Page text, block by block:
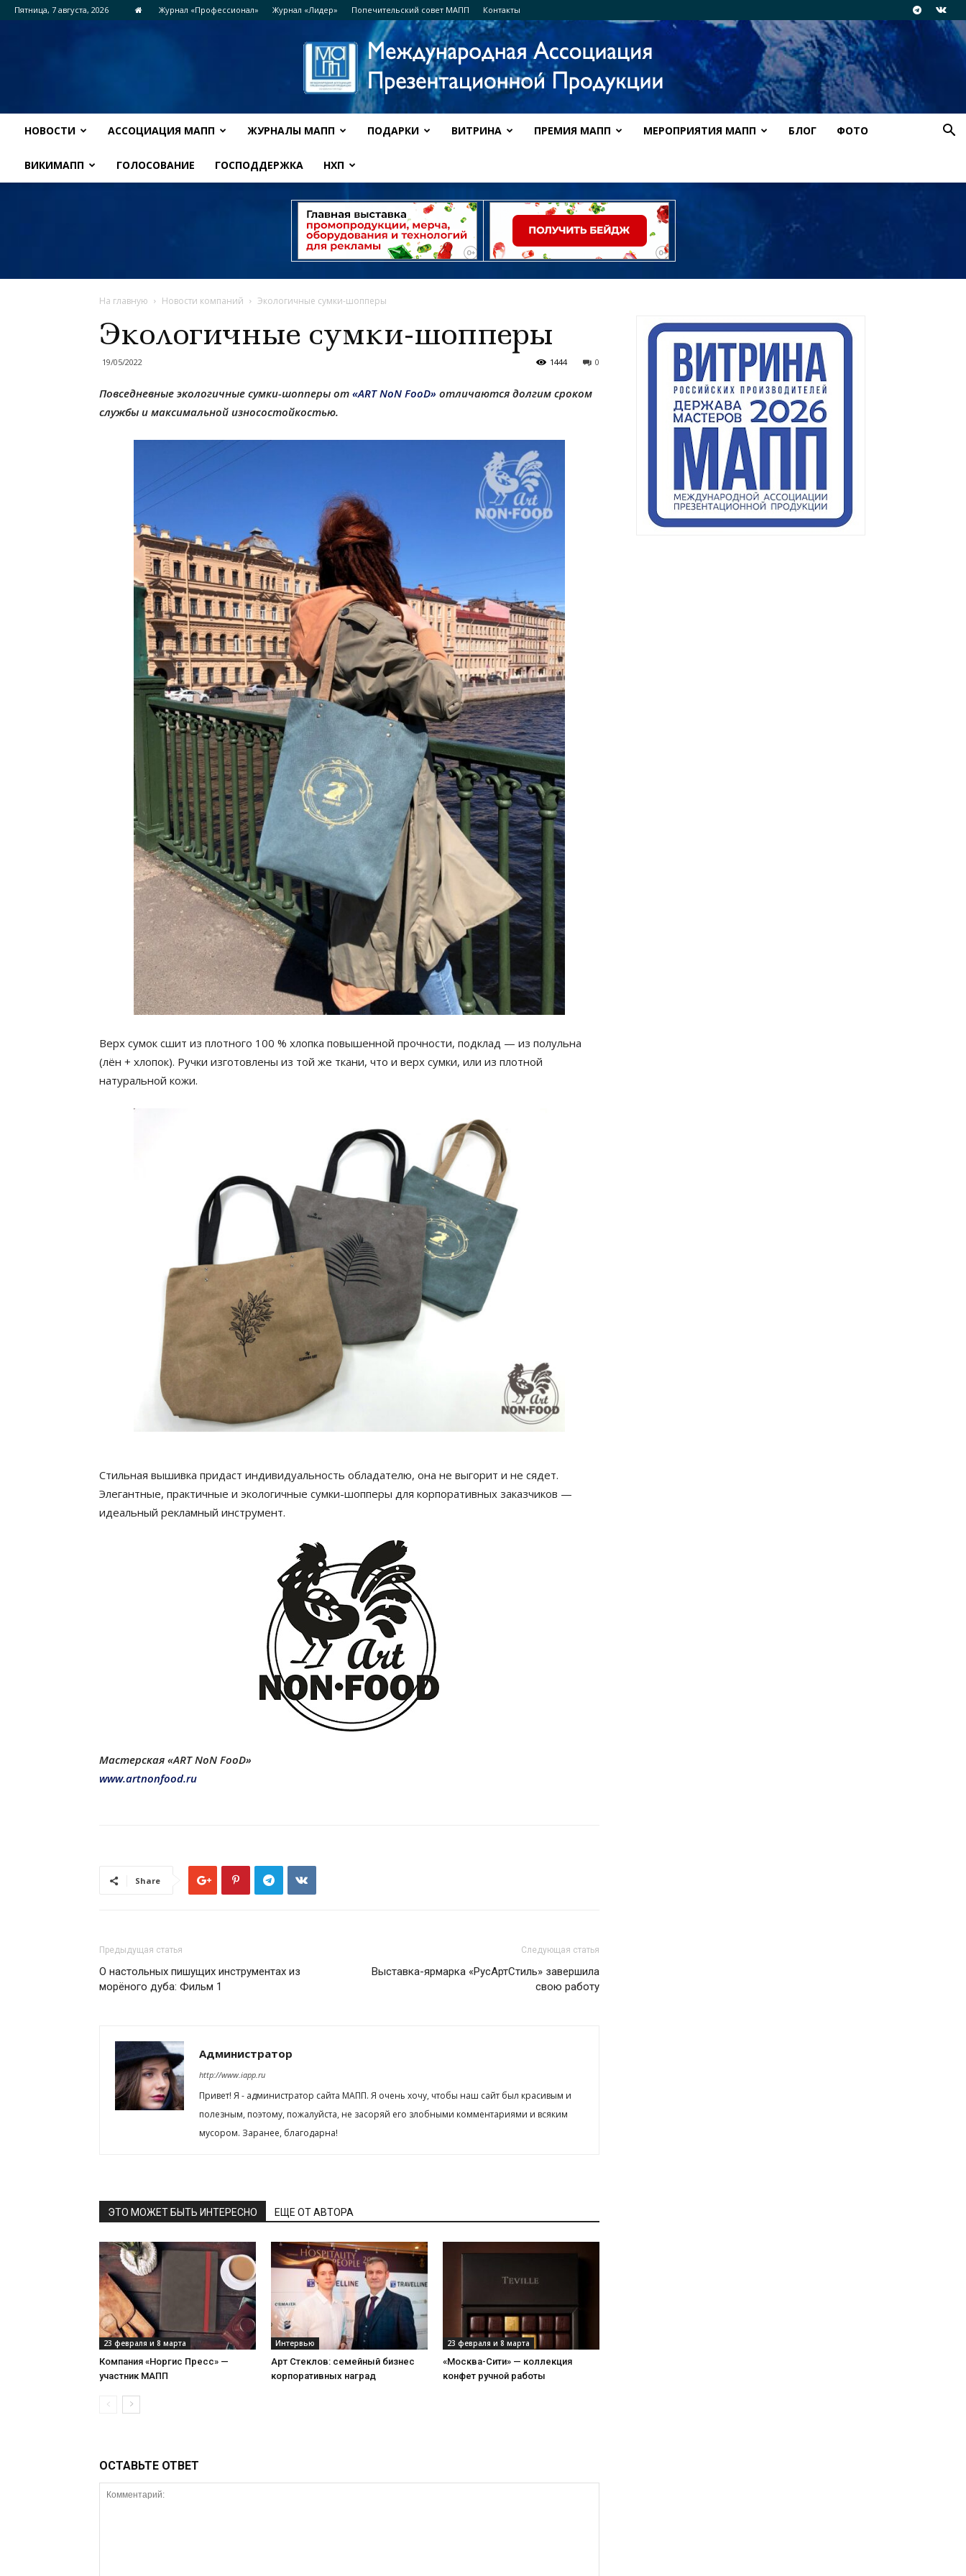
Пятница, 7 августа, 2026 Журнал «Профессионал» Журнал «Лидер» Попечительский совет МАПП Контакты
НОВОСТИ АССОЦИАЦИЯ МАПП ЖУРНАЛЫ МАПП ПОДАРКИ ВИТРИНА ПРЕМИЯ МАПП МЕРОПРИЯТИЯ МАПП БЛОГ ФОТО
ВИКИМАПП ГОЛОСОВАНИЕ ГОСПОДДЕРЖКА НХП
На главную Новости компаний Экологичные сумки-шопперы
Экологичные сумки-шопперы
19/05/2022 0
1444
Повседневные экологичные сумки-шопперы от «ART NoN FooD» отличаются долгим сроком
службы и максимальной износостойкостью.
Верх сумок сшит из плотного 100 % хлопка повышенной прочности, подклад — из полульна
(лён + хлопок). Ручки изготовлены из той же ткани, что и верх сумки, или из плотной
натуральной кожи.
Стильная вышивка придаст индивидуальность обладателю, она не выгорит и не сядет.
Элегантные, практичные и экологичные сумки-шопперы для корпоративных заказчиков —
идеальный рекламный инструмент.
Мастерская «ART NoN FooD»
www.artnonfood.ru
Share
Предыдущая статья
О настольных пишущих инструментах из
морёного дуба: Фильм 1
Следующая статья
Выставка-ярмарка «РусАртСтиль» завершила
свою работу
Администратор
http://www.iapp.ru
Привет! Я - администратор сайта МАПП. Я очень хочу, чтобы наш сайт был красивым и
полезным, поэтому, пожалуйста, не засоряй его злобными комментариями и всяким
мусором. Заранее, благодарна!
ЭТО МОЖЕТ БЫТЬ ИНТЕРЕСНО ЕЩЕ ОТ АВТОРА
23 февраля и 8 марта
Компания «Норгис Пресс» —
участник МАПП
Интервью
Арт Стеклов: семейный бизнес
корпоративных наград
23 февраля и 8 марта
«Москва-Сити» — коллекция
конфет ручной работы
ОСТАВЬТЕ ОТВЕТ